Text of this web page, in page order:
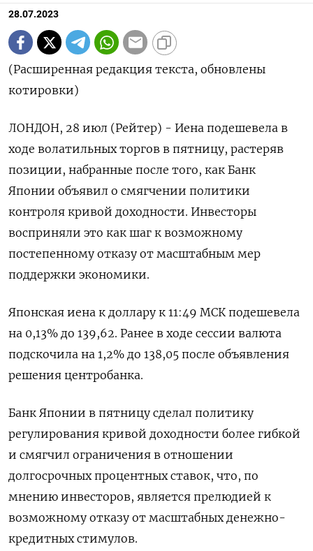
28.07.2023
(Расширенная редакция текста, обновлены
котировки)
ЛОНДОН, 28 июл (Рейтер) - Иена подешевела в
ходе волатильных торгов в пятницу, растеряв
позиции, набранные после того, как Банк
Японии объявил о смягчении политики
контроля кривой доходности. Инвесторы
восприняли это как шаг к возможному
постепенному отказу от масштабным мер
поддержки экономики.
Японская иена к доллару к 11:49 МСК подешевела
на 0,13%​ до 139,62. Ранее в ходе сессии валюта
подскочила на 1,2% до 138,05 после объявления
решения центробанка.
Банк Японии в пятницу сделал политику
регулирования кривой доходности более гибкой
и смягчил ограничения в отношении
долгосрочных процентных ставок, что, по
мнению инвесторов, является прелюдией к
возможному отказу от масштабных денежно-
кредитных стимулов.